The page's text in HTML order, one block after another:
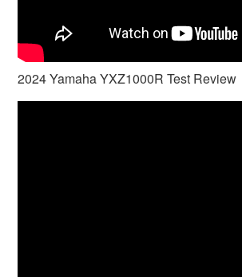
2024 Yamaha YXZ1000R Test Review